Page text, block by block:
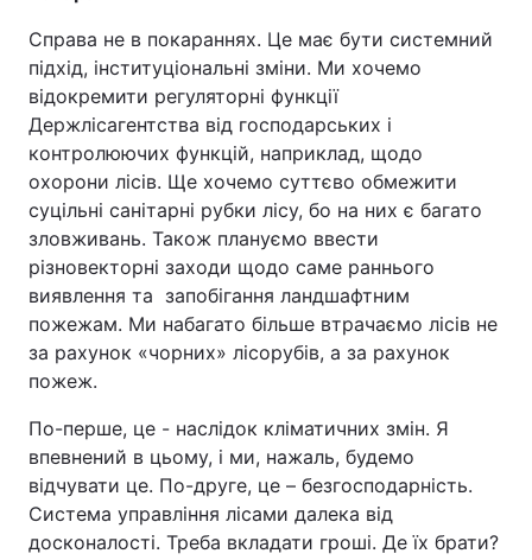
Справа не в покараннях. Це має бути системний
підхід, інституціональні зміни. Ми хочемо
відокремити регуляторні функції
Держлісагентства від господарських і
контролюючих функцій, наприклад, щодо
охорони лісів. Ще хочемо суттєво обмежити
суцільні санітарні рубки лісу, бо на них є багато
зловживань. Також плануємо ввести
різновекторні заходи щодо саме раннього
виявлення та запобігання ландшафтним
пожежам. Ми набагато більше втрачаємо лісів не
за рахунок «чорних» лісорубів, а за рахунок
пожеж.
По-перше, це - наслідок кліматичних змін. Я
впевнений в цьому, і ми, нажаль, будемо
відчувати це. По-друге, це – безгосподарність.
Система управління лісами далека від
досконалості. Треба вкладати гроші. Де їх брати?